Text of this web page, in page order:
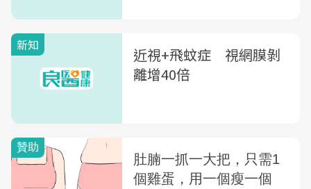
新知
近視+飛蚊症 視網膜剝
離增40倍